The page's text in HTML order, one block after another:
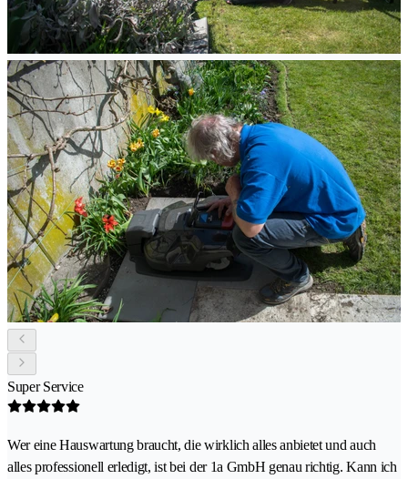
Super Service
Wer eine Hauswartung braucht, die wirklich alles anbietet und auch
alles professionell erledigt, ist bei der 1a GmbH genau richtig. Kann ich